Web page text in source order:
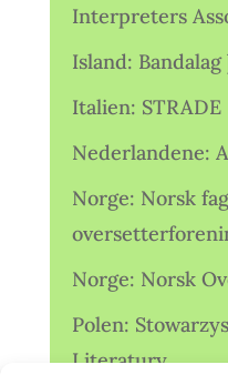
Interpreters
Island:
Italien: STRADE
Nederlandene:
Norge: Norsk
Norge: Norsk
Polen:
Literatury